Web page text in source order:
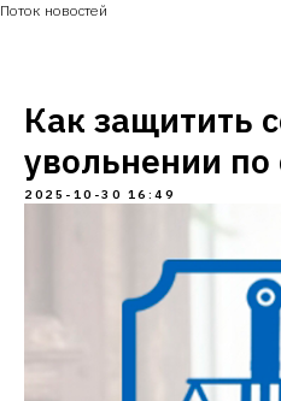
Поток новостей
Как защитить
увольнении по
2025-10-30 16:49